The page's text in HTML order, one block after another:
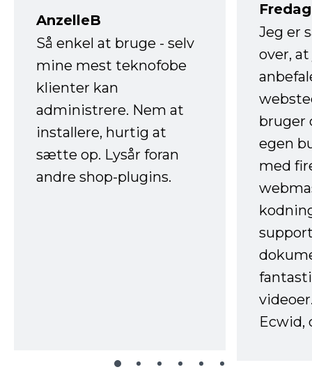
AnzelleB
Så enkel at bruge - selv
mine mest teknofobe
klienter kan
administrere. Nem at
installere, hurtig at
sætte op. Lysår foran
andre shop-plugins.
Jeg er
over,
bruger
egen
med
Ecwid,